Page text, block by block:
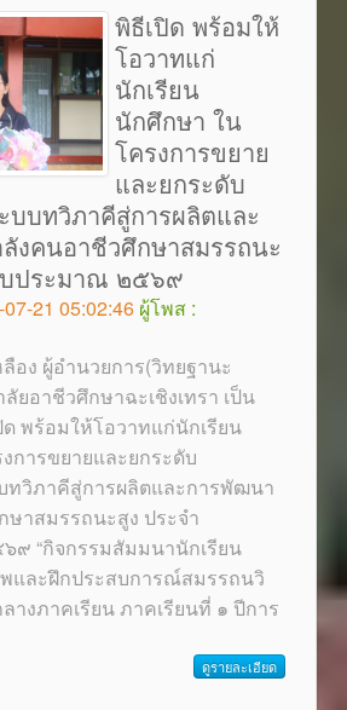
พิธีเปิด พร้อมให้
โอวาทแก่
นักเรียน
นักศึกษา ใน
โครงการขยาย
และยกระดับ
บบทวิภาคีสู่การผลิตและ
งคนอาชีวศึกษาสมรรถนะ
บประมาณ ๒๕๖๙
21 05:02:46 ผู้โพส :
อง ผู้อำนวยการ(วิทยฐานะ
ยอาชีวศึกษาฉะเชิงเทรา เป็น
พร้อมให้โอวาทแก่นักเรียน
การขยายและยกระดับ
ทวิภาคีสู่การผลิตและการพัฒนา
าสมรรถนะสูง ประจำ
๙ “กิจกรรมสัมมนานักเรียน
และฝึกประสบการณ์สมรรถนวิ
างภาคเรียน ภาคเรียนที่ ๑ ปีการ
ดูรายละเอียด